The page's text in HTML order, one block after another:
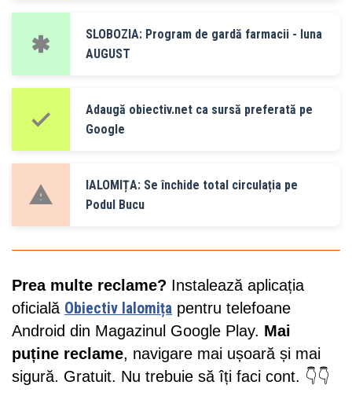
SLOBOZIA: Program de gardă farmacii - luna
AUGUST
Adaugă obiectiv.net ca sursă preferată pe
Google
IALOMIȚA: Se închide total circulația pe
Podul Bucu
Prea multe reclame? Instalează aplicația
oficială Obiectiv Ialomița pentru telefoane
Android din Magazinul Google Play. Mai
puține reclame, navigare mai ușoară și mai
sigură. Gratuit. Nu trebuie să îți faci cont. 👇👇